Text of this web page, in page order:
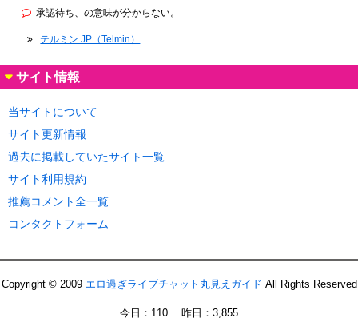
承認待ち、の意味が分からない。
テルミン.JP（Telmin）
サイト情報
当サイトについて
サイト更新情報
過去に掲載していたサイト一覧
サイト利用規約
推薦コメント全一覧
コンタクトフォーム
Copyright © 2009 エロ過ぎライブチャット丸見えガイド All Rights Reserved
今日：110 昨日：3,855